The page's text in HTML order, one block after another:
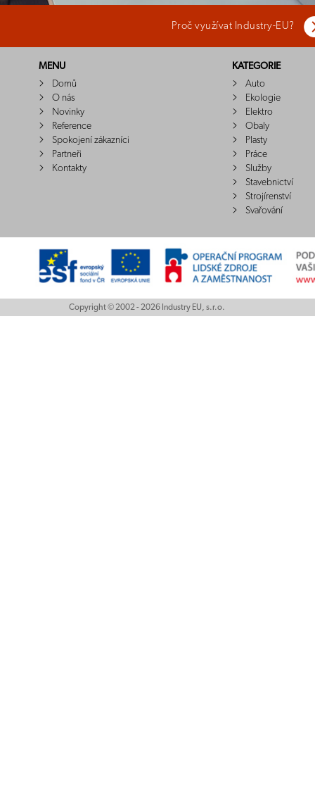
Proč využívat Industry-EU?
MENU
Domů
O nás
Novinky
Reference
Spokojení zákazníci
Partneři
Kontakty
KATEGORIE
Auto
Ekologie
Elektro
Obaly
Plasty
Práce
Služby
Stavebnictví
Strojírenství
Svařování
Copyright © 2002 - 2026 Industry EU, s.r.o.